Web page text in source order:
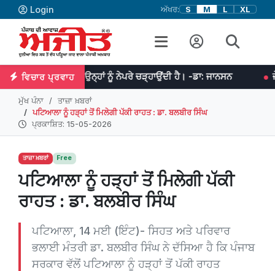
Login ਅੱਖਰ: S M L XL
ਵਿਚਾਰ ਪ੍ਰਵਾਹ
ਉਨ੍ਹਾਂ ਨੂੰ ਨੇਪਰੇ ਚੜ੍ਹਾਉਂਦੀ ਹੈ। -ਡਾ: ਜਾਨਸਨ ਜੇਕਰ ਤੁਹਾਡੇ
ਮੁੱਖ ਪੰਨਾ
ਤਾਜ਼ਾ ਖ਼ਬਰਾਂ
ਪਟਿਆਲਾ ਨੂੰ ਹੜ੍ਹਾਂ ਤੋਂ ਮਿਲੇਗੀ ਪੱਕੀ ਰਾਹਤ : ਡਾ. ਬਲਬੀਰ ਸਿੰਘ
ਪ੍ਰਕਾਸ਼ਿਤ: 15-05-2026
ਤਾਜ਼ਾ ਖ਼ਬਰਾਂ Free
ਪਟਿਆਲਾ ਨੂੰ ਹੜ੍ਹਾਂ ਤੋਂ ਮਿਲੇਗੀ ਪੱਕੀ
ਰਾਹਤ : ਡਾ. ਬਲਬੀਰ ਸਿੰਘ
ਪਟਿਆਲਾ, 14 ਮਈ (ਇੰਟ)- ਸਿਹਤ ਅਤੇ ਪਰਿਵਾਰ
ਭਲਾਈ ਮੰਤਰੀ ਡਾ. ਬਲਬੀਰ ਸਿੰਘ ਨੇ ਦੱਸਿਆ ਹੈ ਕਿ ਪੰਜਾਬ
ਸਰਕਾਰ ਵੱਲੋਂ ਪਟਿਆਲਾ ਨੂੰ ਹੜ੍ਹਾਂ ਤੋਂ ਪੱਕੀ ਰਾਹਤ